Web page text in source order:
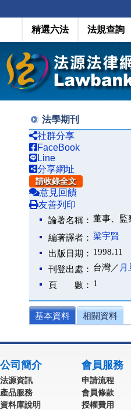
精選六法 法規查詢
法學期刊
社群分享
FaceBook
Line
分享網址
請收錄全文
意見回饋
友善列印
論著名稱： 董事、監
編著譯者： 梁宇賢
出版日期： 1998.11
刊登出處： 台灣／
頁 數： 1
基本資料 相關資料
公司簡介
法源資訊
產品服務
資料庫說明
會員服務
申請流程
會員條款
授權費用